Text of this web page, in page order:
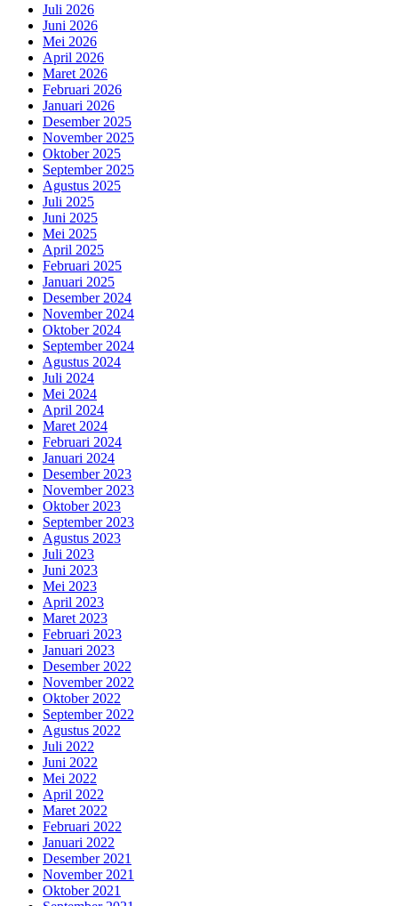
Juli 2026
Juni 2026
Mei 2026
April 2026
Maret 2026
Februari 2026
Januari 2026
Desember 2025
November 2025
Oktober 2025
September 2025
Agustus 2025
Juli 2025
Juni 2025
Mei 2025
April 2025
Februari 2025
Januari 2025
Desember 2024
November 2024
Oktober 2024
September 2024
Agustus 2024
Juli 2024
Mei 2024
April 2024
Maret 2024
Februari 2024
Januari 2024
Desember 2023
November 2023
Oktober 2023
September 2023
Agustus 2023
Juli 2023
Juni 2023
Mei 2023
April 2023
Maret 2023
Februari 2023
Januari 2023
Desember 2022
November 2022
Oktober 2022
September 2022
Agustus 2022
Juli 2022
Juni 2022
Mei 2022
April 2022
Maret 2022
Februari 2022
Januari 2022
Desember 2021
November 2021
Oktober 2021